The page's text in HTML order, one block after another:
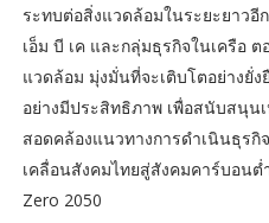
ระทบต่อสิ่งแวดล้อมในระยะยาวอี
เอ็ม บี เค และกลุ่มธุรกิจในเครือ
แวดล้อม มุ่งมั่นที่จะเติบโตอย่างยั่
อย่างมีประสิทธิภาพ เพื่อสนับสนุน
สอดคล้องแนวทางการดําเนินธุร
เคลื่อนสังคมไทยสู่สังคมคาร์บอน
Zero 2050